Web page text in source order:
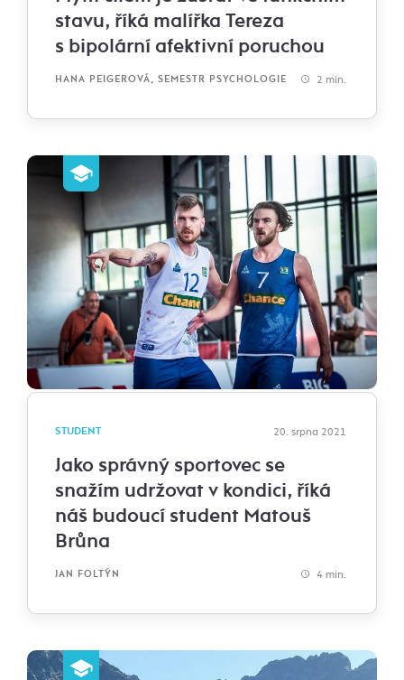
stavu, říká malířka Tereza
s bipolární afektivní poruchou
HANA PEIGEROVÁ, SEMESTR PSYCHOLOGIE 2 min.
STUDENT 20. srpna 2021
Jako správný sportovec se
snažím udržovat v kondici, říká
náš budoucí student Matouš
Brůna
JAN FOLTÝN 4 min.